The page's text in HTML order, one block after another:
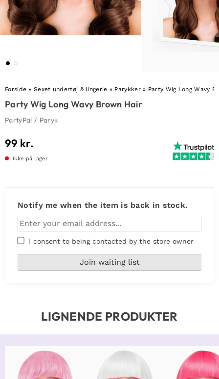
Forside »Sexet undertøj & lingerie » Parykker» Party Wig Long Wavy
Party Wig Long Wavy Brown Hair
PartyPal / Paryk
99 kr.
Ikke på lager
Notify me when the item is back in stock.
I consent to being contacted by the store owner
LIGNENDE PRODUKTER